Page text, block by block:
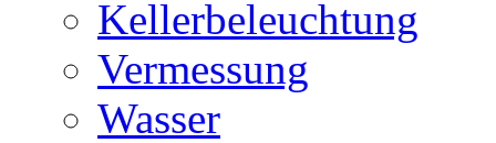
Kellerbeleuchtung
Vermessung
Wasser